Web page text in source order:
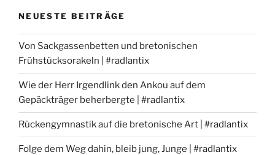
NEUESTE BEITRÄGE
Von Sackgassenbetten und bretonischen
Frühstücksorakeln | #radlantix
Wie der Herr Irgendlink den Ankou auf dem
Gepäckträger beherbergte | #radlantix
Rückengymnastik auf die bretonische Art | #radlantix
Folge dem Weg dahin, bleib jung, Junge | #radlantix